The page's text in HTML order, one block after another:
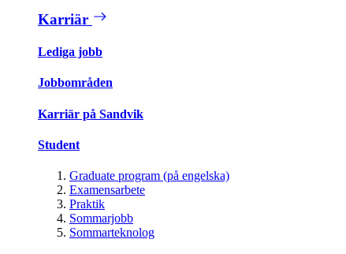
Karriär
Lediga jobb
Jobbområden
Karriär på Sandvik
Student
Graduate program (på engelska)
Examensarbete
Praktik
Sommarjobb
Sommarteknolog